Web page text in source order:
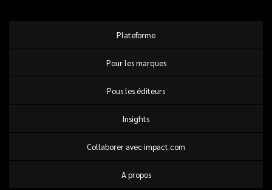
Plateforme
Pour les marques
Pous les éditeurs
Insights
Collaborer avec impact.com
A propos